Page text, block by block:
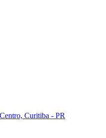
Curitiba - PR